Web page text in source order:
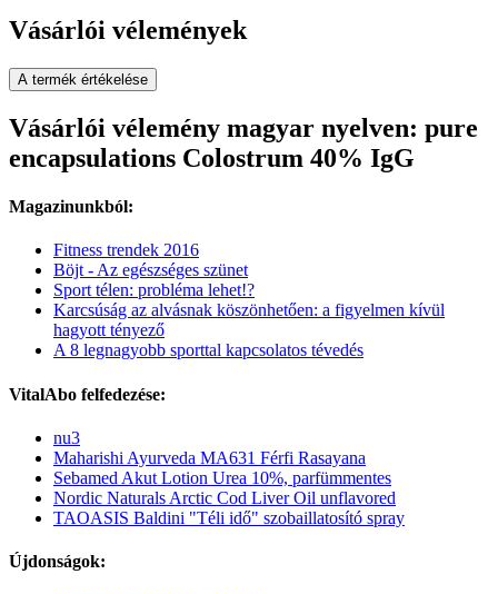
Vásárlói vélemények
A termék értékelése
Vásárlói vélemény magyar nyelven: pure
encapsulations Colostrum 40% IgG
Magazinunkból:
Fitness trendek 2016
Böjt - Az egészséges szünet
Sport télen: probléma lehet!?
Karcsúság az alvásnak köszönhetően: a figyelmen kívül
hagyott tényező
A 8 legnagyobb sporttal kapcsolatos tévedés
VitalAbo felfedezése:
nu3
Maharishi Ayurveda MA631 Férfi Rasayana
Sebamed Akut Lotion Urea 10%, parfümmentes
Nordic Naturals Arctic Cod Liver Oil unflavored
TAOASIS Baldini "Téli idő" szobaillatosító spray
Újdonságok: